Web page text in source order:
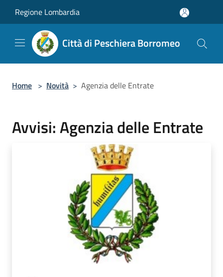
Regione Lombardia
Città di Peschiera Borromeo
Home > Novità > Agenzia delle Entrate
Avvisi: Agenzia delle Entrate